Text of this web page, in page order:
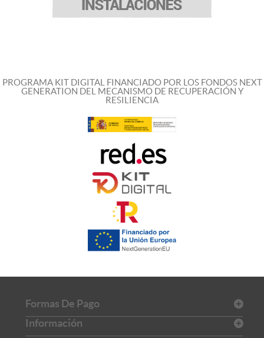
PROGRAMA KIT DIGITAL FINANCIADO POR LOS FONDOS NEXT
GENERATION DEL MECANISMO DE RECUPERACIÓN Y
RESILIENCIA
Formas De Pago
Información